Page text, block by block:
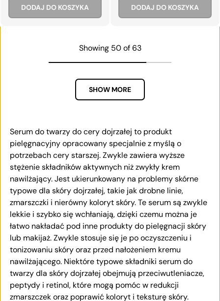
DODAJ DO KOSZYKA DODAJ DO KOSZYKA
Showing 50 of 63
SHOW MORE
Serum do twarzy do cery dojrzałej to produkt
pielęgnacyjny opracowany specjalnie z myślą o
potrzebach cery starszej. Zwykle zawiera wyższe
stężenie składników aktywnych niż zwykły krem ​​​​
nawilżający. Jest ukierunkowany na problemy skórne
typowe dla skóry dojrzałej, takie jak drobne linie,
zmarszczki i nierówny koloryt skóry. Te serum są zwykle
lekkie i szybko się wchłaniają, dzięki czemu można je
łatwo nakładać pod inne produkty do pielęgnacji skóry
lub makijaż. Zwykle stosuje się je po oczyszczeniu i
tonizowaniu skóry oraz przed nałożeniem kremu
nawilżającego. Niektóre typowe składniki serum do
twarzy dla skóry dojrzałej obejmują przeciwutleniacze,
peptydy i retinol, które mogą pomóc w redukcji
zmarszczek oraz poprawić koloryt i teksturę skóry.